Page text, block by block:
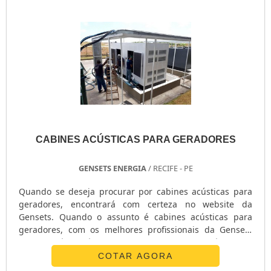
do investimento em equipamentos modernos e
profissionais experientes. A Gensets é uma empresa que
tem despontado no segmento por toda seriedade e
qualidade, o que garante a melhor experiência para
parceiros novos e antigos. Aproveite a visita para acessar
o site e saber mais sobre a empresa, os serviços e os
CABINES ACÚSTICAS PARA GERADORES
GENSETS ENERGIA/ RECIFE - PE
Quando se deseja procurar por cabines acústicas para
geradores, encontrará com certeza no website da
Gensets. Quando o assunto é cabines acústicas para
geradores, com os melhores profissionais da Gensets
conseguirá eficiência com pagamento acessível.MAIS
DETALHES SOBRE AS CABINES ACÚSTICAS PARA
GERADORESHá muitas maneiras eficientes de
COTAR AGORA